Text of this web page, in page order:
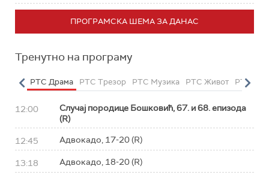
ПРОГРАМСКА ШЕМА ЗА ДАНАС
Тренутно на програму
РТС Драма РТС Трезор РТС Музика РТС Живот РТС
12:00
Случај породице Бошковић, 67. и 68. епизода
(R)
12:45 Адвокадо, 17-20 (R)
13:18 Адвокадо, 18-20 (R)